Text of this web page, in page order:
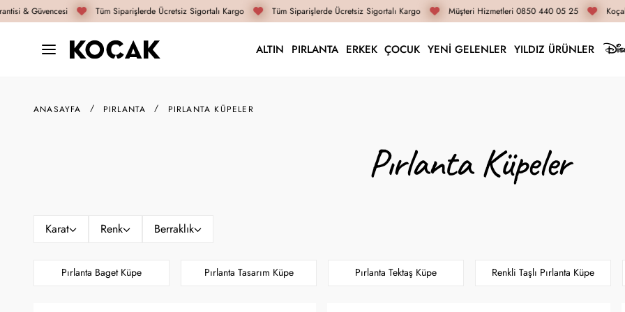
& Güvencesi Tüm Siparişlerde Ücretsiz Sigortalı Kargo Tüm Siparişlerde Ücretsiz Sigortalı Kargo Müşteri Hizmetleri 0850 440 05 25
ALTIN PIRLANTA ERKEK ÇOCUK YENİ GELENLER YILDIZ ÜRÜNLER
ANASAYFA PIRLANTA PIRLANTA KÜPELER
Pırlanta Küpeler
Karat Renk Berraklık
Pırlanta Baget Küpe Pırlanta Tasarım Küpe Pırlanta Tektaş Küpe Renkli Taşlı Pırlanta Küpe